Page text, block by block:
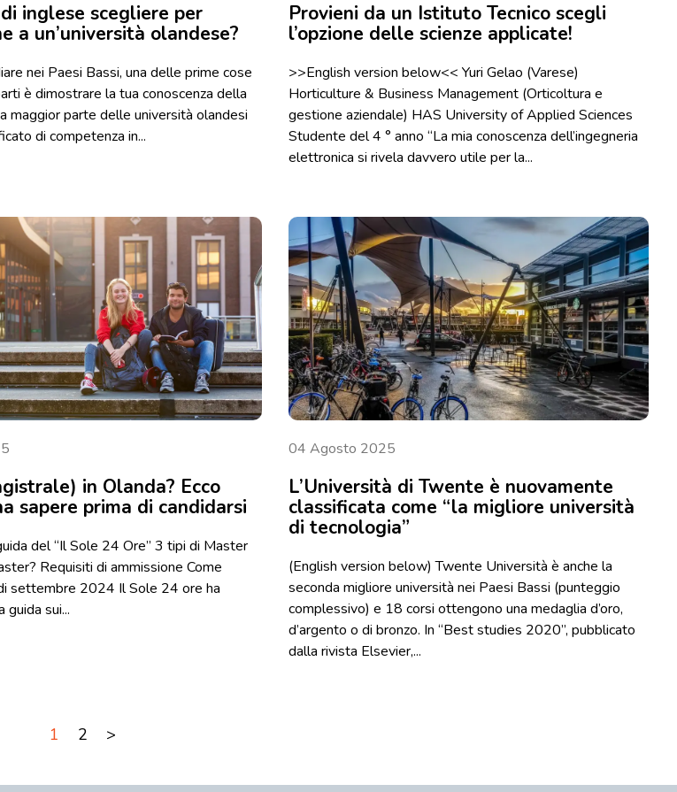
inglese scegliere per
a un’università olandese?
nei Paesi Bassi, una delle prime cose
è dimostrare la tua conoscenza della
maggior parte delle università olandesi
di competenza in...
Provieni da un Istituto Tecnico scegli
l’opzione delle scienze applicate!
>>English version below<< Yuri Gelao (Varese)
Horticulture & Business Management (Orticoltura e
gestione aziendale) HAS University of Applied Sciences
Studente del 4 ° anno “La mia conoscenza dell’ingegneria
elettronica si rivela davvero utile per la...
in Olanda? Ecco
sapere prima di candidarsi
del “Il Sole 24 Ore” 3 tipi di Master
Requisiti di ammissione Come
settembre 2024 Il Sole 24 ore ha
guida sui...
04 Agosto 2025
L’Università di Twente è nuovamente
classificata come “la migliore università
di tecnologia”
(English version below) Twente Università è anche la
seconda migliore università nei Paesi Bassi (punteggio
complessivo) e 18 corsi ottengono una medaglia d’oro,
d’argento o di bronzo. In “Best studies 2020”, pubblicato
dalla rivista Elsevier,...
1 2 >